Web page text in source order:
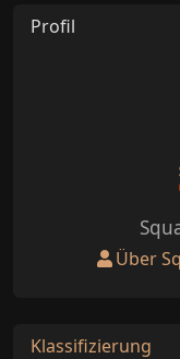
Profil
Über
Klassifizierung